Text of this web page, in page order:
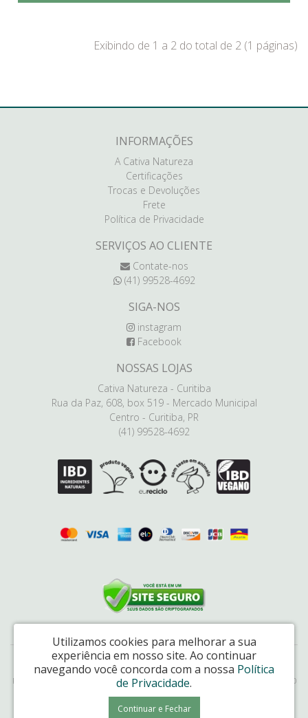
Exibindo de 1 a 2 do total de 2 (1 páginas)
INFORMAÇÕES
A Cativa Natureza
Certificações
Trocas e Devoluções
Frete
Política de Privacidade
SERVIÇOS AO CLIENTE
Contate-nos
(41) 99528-4692
SIGA-NOS
instagram
Facebook
NOSSAS LOJAS
Cativa Natureza - Curitiba
Rua da Paz, 608, box 519 - Mercado Municipal
Centro - Curitiba, PR
(41) 99528-4692
Natural Link Comércio de Cosméticos Ltda - CNPJ: 17.048.226/0001-65
Rua da Paz, 6085, box 514, Mercado Municipal, Centro, Curitiba/PR – CEP 80060-160
Utilizamos cookies para melhorar a sua
experiência em nosso site. Ao continuar
navegando você concorda com a nossa Política
de Privacidade.
Continuar e Fechar